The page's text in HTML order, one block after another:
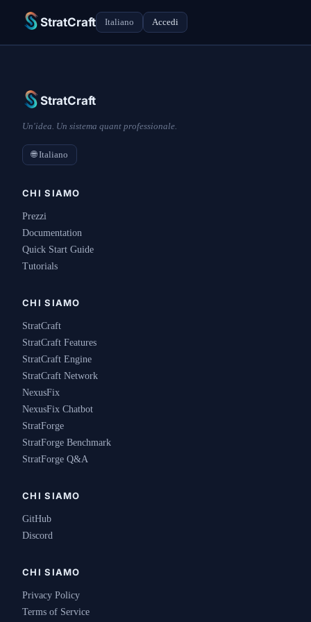
StratCraft Italiano Accedi
StratCraft
Un'idea. Un sistema quant professionale.
🌐 Italiano
CHI SIAMO
Prezzi
Documentation
Quick Start Guide
Tutorials
CHI SIAMO
StratCraft
StratCraft Features
StratCraft Engine
StratCraft Network
NexusFix
NexusFix Chatbot
StratForge
StratForge Benchmark
StratForge Q&A
CHI SIAMO
GitHub
Discord
CHI SIAMO
Privacy Policy
Terms of Service